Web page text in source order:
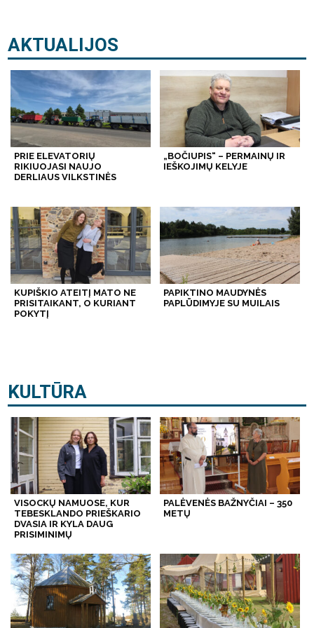
AKTUALIJOS
PRIE ELEVATORIŲ
RIKIUOJASI NAUJO
DERLIAUS VILKSTINĖS
„BOČIUPIS“ – PERMAINŲ IR
IEŠKOJIMŲ KELYJE
KUPIŠKIO ATEITĮ MATO NE
PRISITAIKANT, O KURIANT
POKYTĮ
PAPIKTINO MAUDYNĖS
PAPLŪDIMYJE SU MUILAIS
KULTŪRA
VISOCKŲ NAMUOSE, KUR
TEBESKLANDO PRIEŠKARIO
DVASIA IR KYLA DAUG
PRISIMINIMŲ
PALĖVENĖS BAŽNYČIAI – 350
METŲ